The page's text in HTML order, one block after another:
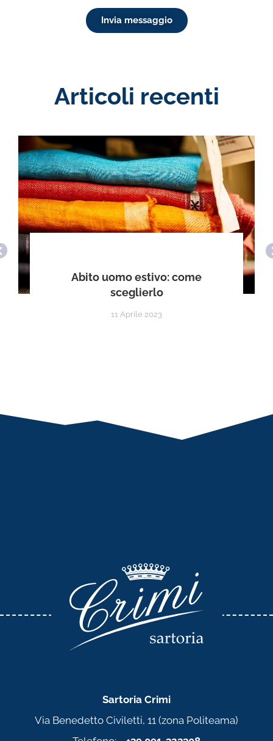
Invia messaggio
Articoli recenti
Abito uomo estivo: come
sceglierlo
11 Aprile 2023
Sartoria Crimi
Via Benedetto Civiletti, 11 (zona Politeama)